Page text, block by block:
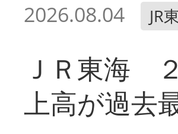
2026.08.04 JR
ＪＲ東海
上高が過去